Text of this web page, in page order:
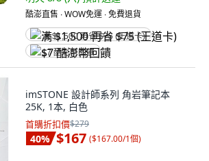
酷澎直售 ∙ WOW免運 ∙ 免費退貨
满 $1,500 再省 $75 (王道卡)
$7 酷澎幣回饋
imSTONE 設計師系列 角岩筆記本
25K, 1本, 白色
首購折扣價$279
40% $167 ($167.00/1個)